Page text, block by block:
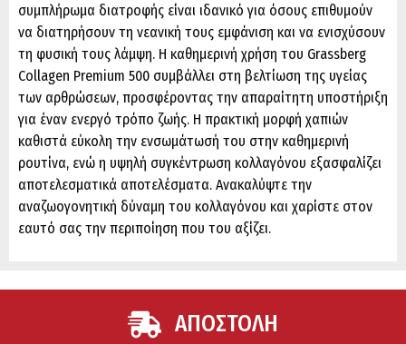
συμπλήρωμα διατροφής είναι ιδανικό για όσους επιθυμούν
να διατηρήσουν τη νεανική τους εμφάνιση και να ενισχύσουν
τη φυσική τους λάμψη. Η καθημερινή χρήση του Grassberg
Collagen Premium 500 συμβάλλει στη βελτίωση της υγείας
των αρθρώσεων, προσφέροντας την απαραίτητη υποστήριξη
για έναν ενεργό τρόπο ζωής. Η πρακτική μορφή χαπιών
καθιστά εύκολη την ενσωμάτωσή του στην καθημερινή
ρουτίνα, ενώ η υψηλή συγκέντρωση κολλαγόνου εξασφαλίζει
αποτελεσματικά αποτελέσματα. Ανακαλύψτε την
αναζωογονητική δύναμη του κολλαγόνου και χαρίστε στον
εαυτό σας την περιποίηση που του αξίζει.
ΑΠΟΣΤΟΛΗ